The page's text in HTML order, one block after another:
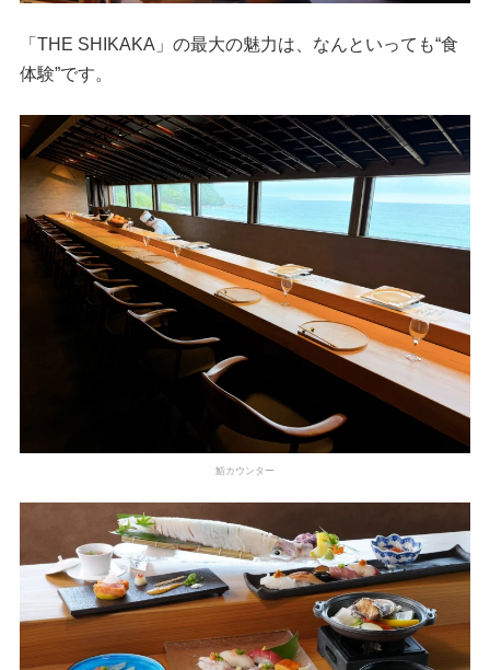
「THE SHIKAKA」の最大の魅力は、なんといっても“食
体験”です。
鮨カウンター